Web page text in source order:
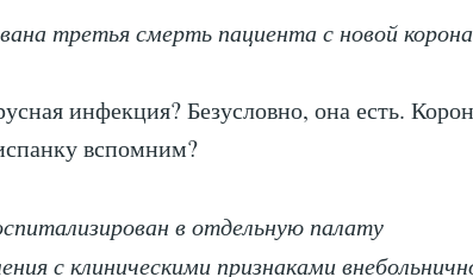
третья смерть пациента с новой
инфекция? Безусловно, она есть.
вспомним?
в отдельную палату
с клиническими признаками